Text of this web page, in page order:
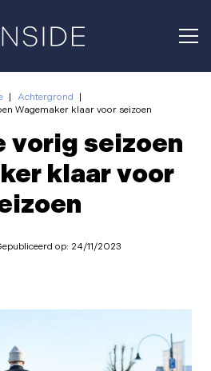
| Achtergrond |
Wagemaker klaar voor seizoen
vorig seizoen
klaar voor
op: 24/11/2023